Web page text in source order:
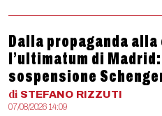
Dalla propaganda
l’ultimatum di
sospensione
di STEFANO RIZZUTI
07/08/2026 14:09